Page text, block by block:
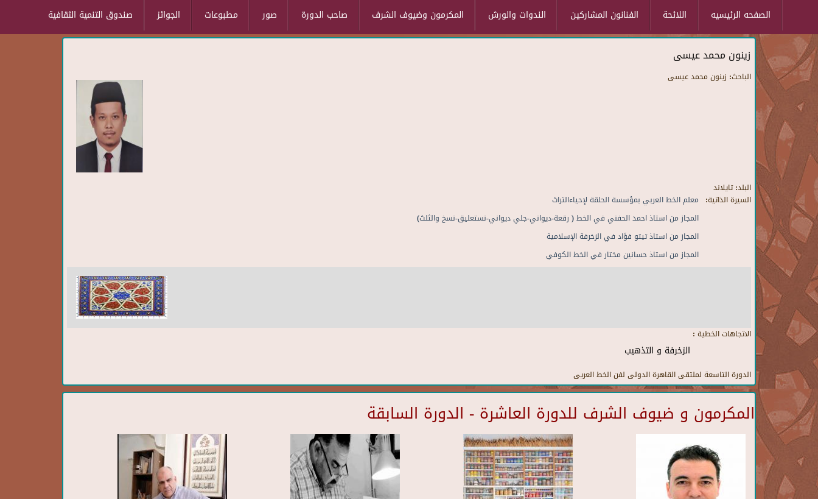
صندوق التنمية الثقافية الجوائز مطبوعات صور صاحب الدورة المكرمون وضيوف الشرف الندوات والورش الفنانون المشاركين اللائحة الصفحه الرئيسيه
زينون محمد عيسى
الباحث: زينون محمد عيسى
البلد:تايلاند
السيرة الذاتية: معلم الخط العربي بمؤسسة الحلقة لإحياءالتراث
المجاز من استاذ احمد الحفني في الخط ( رقعة-ديواني-جلي ديواني-نستعليق-نسخ والثلث)
المجاز من استاذ تيتو فؤاد في الزخرفة الإسلامية
المجاز من استاذ حسانين مختار في الخط الكوفي
الاتجاهات الخطية :
الزخرفة و التذهيب
الدورة التاسعة لملتقى القاهرة الدولى لفن الخط العريى
المكرمون و ضيوف الشرف للدورة العاشرة - الدورة السابقة